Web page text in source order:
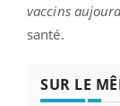
vaccins
santé.
SUR LE